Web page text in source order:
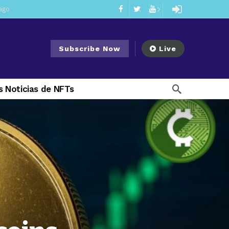
Meeting
2 weeks ago
Subscribe Now Live
Noticias de NFTs